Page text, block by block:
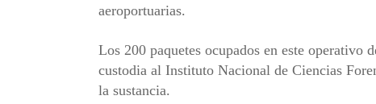
aeroportuarias.
Los 200 paquetes ocupados en este operativo
custodia al Instituto Nacional de Ciencias
la sustancia.